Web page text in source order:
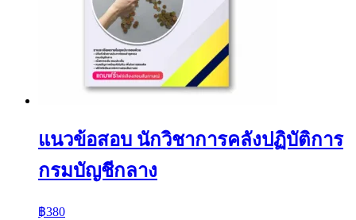
แนวข้อสอบ นักวิชาการคลังปฏิบัติการ
กรมบัญชีกลาง
฿380